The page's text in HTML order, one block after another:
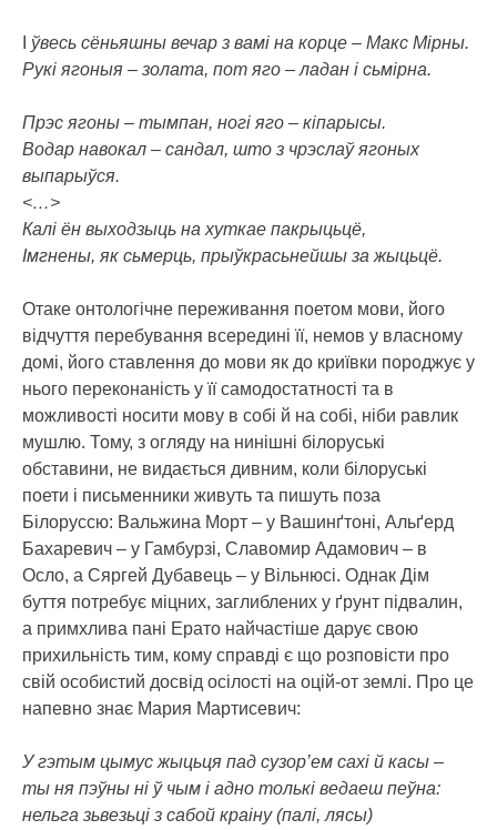
ўвесь сёньяшны вечар з вамі на корце – Макс Мірны.
Рукі ягоныя – золата, пот яго – ладан і сьмірна.
Прэс ягоны – тымпан, ногі яго – кіпарысы.
Водар навокал – сандал, што з чрэслаў ягоных
выпарыўся.
<…>
Калі ён выходзыць на хуткае пакрыцьцё,
Імгнены, як сьмерць, прыўкрасьнейшы за жыцьцё.
Отаке онтологічне переживання поетом мови, його
відчуття перебування всередині її, немов у власному
домі, його ставлення до мови як до криївки породжує у
нього переконаність у її самодостатності та в
можливості носити мову в собі й на собі, ніби равлик
мушлю. Тому, з огляду на нинішні білоруські
обставини, не видається дивним, коли білоруські
поети і письменники живуть та пишуть поза
Білоруссю: Вальжина Морт – у Вашинґтоні, Альґерд
Бахаревич – у Гамбурзі, Славомир Адамович – в
Осло, а Сяргей Дубавець – у Вільнюсі. Однак Дім
буття потребує міцних, заглиблених у ґрунт підвалин,
а примхлива пані Ерато найчастіше дарує свою
прихильність тим, кому справді є що розповісти про
свій особистий досвід осілості на оцій-от землі. Про це
напевно знає Мария Мартисевич:
У гэтым цымус жыцьця пад сузор’ем сахі й касы –
ты ня пэўны ні ў чым і адно толькі ведаеш пеўна:
нельга зьвезьці з сабой краіну (палі, лясы)